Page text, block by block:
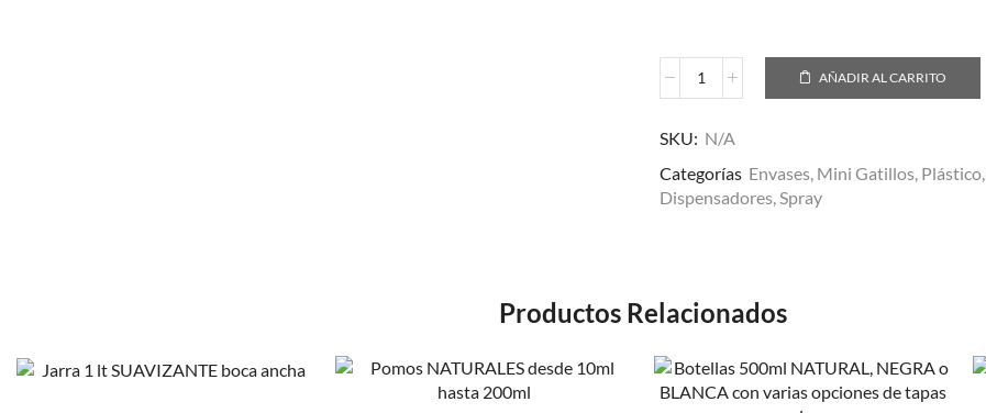
AÑADIR AL CARRITO
SKU: N/A
Categorías Envases, Mini Gatillos, Plástico,
Dispensadores,Spray
Productos Relacionados